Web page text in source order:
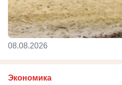
08.08.2026
Экономика